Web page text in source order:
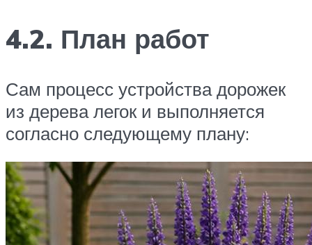
4.2. План работ
Сам процесс устройства дорожек
из дерева легок и выполняется
согласно следующему плану: